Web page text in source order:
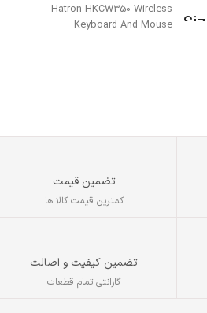
Hatron HKCW350 Wireless
Keyboard And Mouse
تضمین قیمت
کمترین قیمت کالا ها
تضمین کیفیت و اصالت
گارانتی تمام قطعات